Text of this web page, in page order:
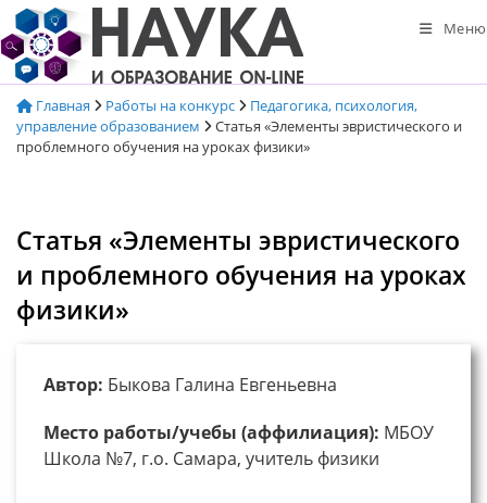
Перейти
к
содержимому
Меню
Главная Работы на конкурс
Педагогика, психология,
управление образованием
Статья «Элементы эвристического и
проблемного обучения на уроках физики»
Статья «Элементы эвристического
и проблемного обучения на уроках
физики»
Автор: Быкова Галина Евгеньевна
Место работы/учебы (аффилиация): МБОУ
Школа №7, г.о. Самара, учитель физики